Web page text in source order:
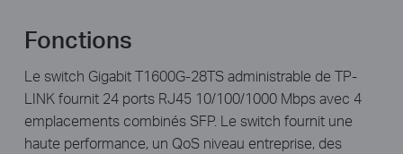
Fonctions
Le switch Gigabit T1600G-28TS administrable de TP-
LINK fournit 24 ports RJ45 10/100/1000 Mbps avec 4
emplacements combinés SFP. Le switch fournit une
haute performance, un QoS niveau entreprise, des